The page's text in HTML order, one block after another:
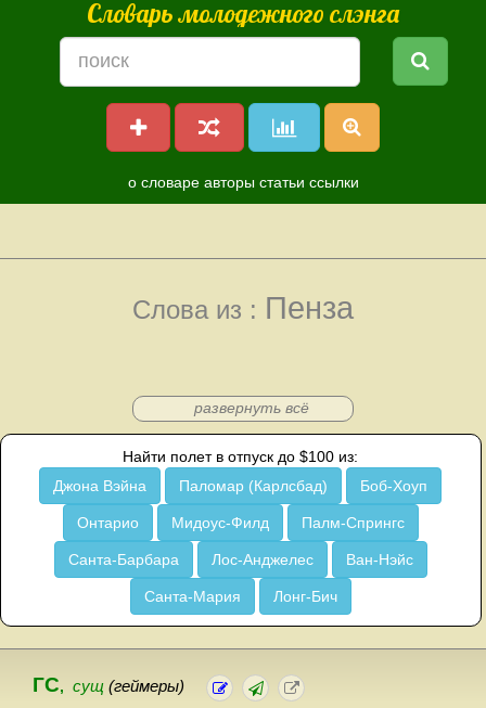
Словарь молодежного слэнга
о словаре авторы статьи ссылки
Слова из : Пенза
развернуть всё
Найти полет в отпуск до $100 из:
Джона Вэйна
Паломар (Карлсбад) Боб-Хоуп
Онтарио Мидоус-Филд Палм-Спрингс
Санта-Барбара Лос-Анджелес Ван-Нэйс
Санта-Мария Лонг-Бич
ГС, сущ (геймеры)